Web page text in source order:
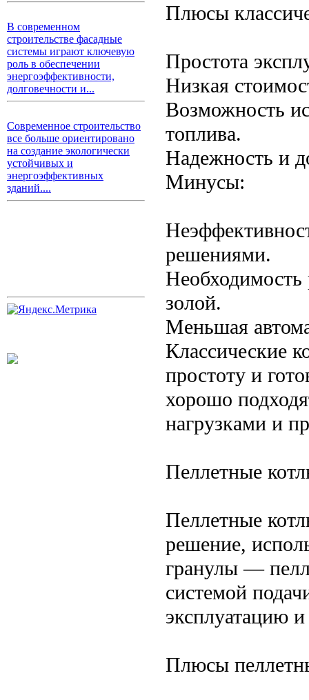
В современном
строительстве фасадные
системы играют ключевую
роль в обеспечении
энергоэффективности,
долговечности и...
Современное строительство
все больше ориентировано
на создание экологически
устойчивых и
энергоэффективных
зданий....
Плюсы
Простота
Низкая
Возможность
топлива.
Надежность и
Минусы:
решениями.
Необходимость
золой.
Меньшая
Классические
простоту и
хорошо
нагрузками и
Пеллетные
Пеллетные
решение,
гранулы —
системой
эксплуатацию
Плюсы